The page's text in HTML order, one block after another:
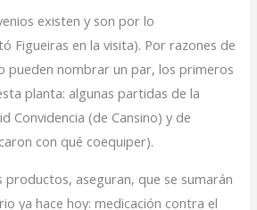
existen y son por lo
Figueiras en la visita). Por razones de
pueden nombrar un par, los primeros
planta: algunas partidas de la
Convidencia (de Cansino) y de
con qué coequiper).
aseguran, que se sumarán
ya hace hoy: medicación contra el